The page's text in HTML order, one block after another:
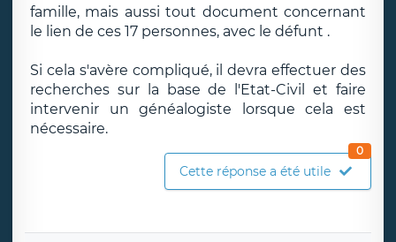
famille, mais aussi tout document concernant
le lien de ces 17 personnes, avec le défunt .
Si cela s'avère compliqué, il devra effectuer des
recherches sur la base de l'Etat-Civil et faire
intervenir un généalogiste lorsque cela est
nécessaire.
Cette réponse a été utile
0